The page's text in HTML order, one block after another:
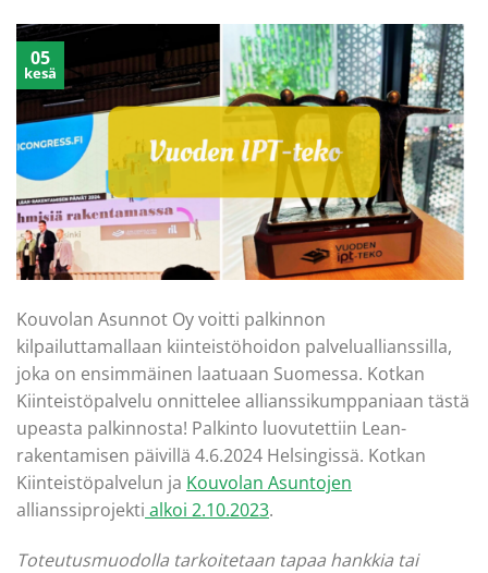
05
kesä
Kouvolan Asunnot Oy voitti palkinnon
kilpailuttamallaan kiinteistöhoidon palveluallianssilla,
joka on ensimmäinen laatuaan Suomessa. Kotkan
Kiinteistöpalvelu onnittelee allianssikumppaniaan tästä
upeasta palkinnosta! Palkinto luovutettiin Lean-
rakentamisen päivillä 4.6.2024 Helsingissä. Kotkan
Kiinteistöpalvelun ja Kouvolan Asuntojen
allianssiprojekti alkoi 2.10.2023.
Toteutusmuodolla tarkoitetaan tapaa hankkia tai